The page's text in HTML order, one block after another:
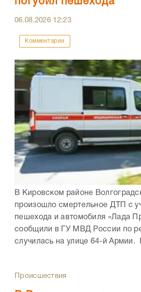
06.08.2026 12:23
Комментарии
В Кировском районе
произошло смертельное ДТП с
пешехода и автомобиля «Лада
сообщили в ГУ МВД России по
случилась на улице 64-й Армии.
Происшествия